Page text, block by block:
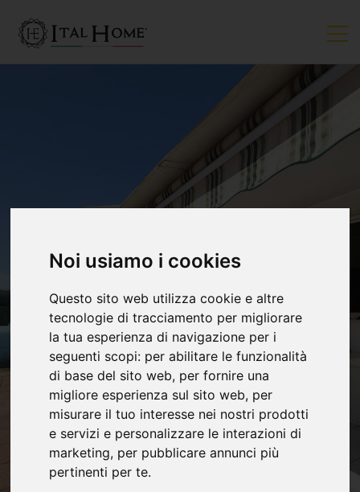
Noi usiamo i cookies
Questo sito web utilizza cookie e altre
tecnologie di tracciamento per migliorare
la tua esperienza di navigazione per i
seguenti scopi: per abilitare le funzionalità
di base del sito web, per fornire una
migliore esperienza sul sito web, per
misurare il tuo interesse nei nostri prodotti
e servizi e personalizzare le interazioni di
marketing, per pubblicare annunci più
pertinenti per te.